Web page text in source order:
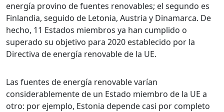
energía provino de fuentes renovables; el segundo es
Finlandia, seguido de Letonia, Austria y Dinamarca. De
hecho, 11 Estados miembros ya han cumplido o
superado su objetivo para 2020 establecido por la
Directiva de energía renovable de la UE.
Las fuentes de energía renovable varían
considerablemente de un Estado miembro de la UE a
otro: por ejemplo, Estonia depende casi por completo